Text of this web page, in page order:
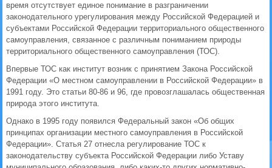
время отсутствует единое понимание в разграничении
законодательного урегулирования между Российской Федерацией и
субъектами Российской Федерации территориального общественного
самоуправления, связанное с различным пониманием природы
территориального общественного самоуправления (ТОС).
Впервые ТОС как институт возник с принятием Закона Российской
Федерации «О местном самоуправлении в Российской Федерации» в
1991 году. Это статьи 80-86 и 96, где провозглашалась общественная
природа этого института.
Однако в 1995 году появился Федеральный закон «Об общих
принципах организации местного самоуправления в Российской
Федерации». Статья 27 отнесла регулирование ТОС к
законодательству субъекта Российской Федерации либо Уставу